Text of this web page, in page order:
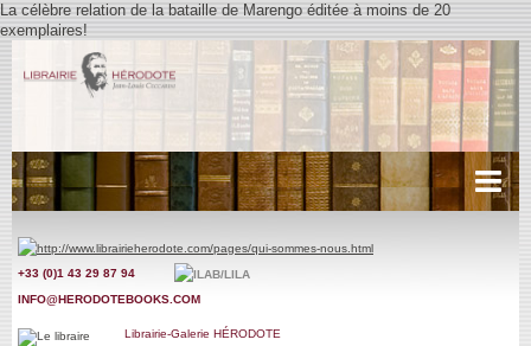
La célèbre relation de la bataille de Marengo éditée à moins de 20
exemplaires!
Récits de voyages
+33 (0)1 43 29 87 94
INFO@HERODOTEBOOKS.COM
Librairie-Galerie HÉRODOTE